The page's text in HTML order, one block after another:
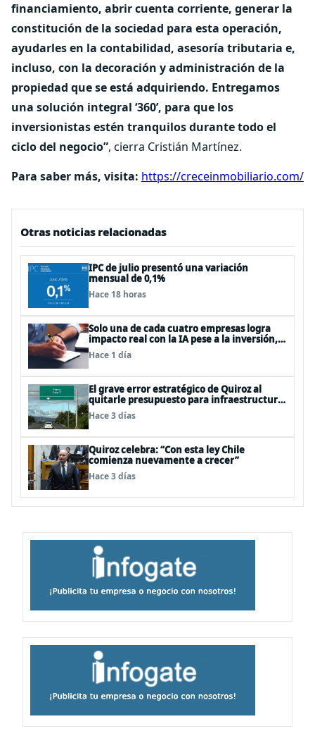
financiamiento, abrir cuenta corriente, generar la
constitución de la sociedad para esta operación,
ayudarles en la contabilidad, asesoría tributaria e,
incluso, con la decoración y administración de la
propiedad que se está adquiriendo. Entregamos
una solución integral ‘360’, para que los
inversionistas estén tranquilos durante todo el
ciclo del negocio”, cierra Cristián Martínez.
Para saber más, visita: https://creceinmobiliario.com/
Otras noticias relacionadas
IPC de julio presentó una variación
mensual de 0,1%
Hace 18 horas
Solo una de cada cuatro empresas logra
impacto real con la IA pese a la inversión,
según el Foro Económico Mundial
Hace 1 día
El grave error estratégico de Quiroz al
quitarle presupuesto para infraestructura
vial del Biobío
Hace 3 días
Quiroz celebra: “Con esta ley Chile
comienza nuevamente a crecer”
Hace 3 días